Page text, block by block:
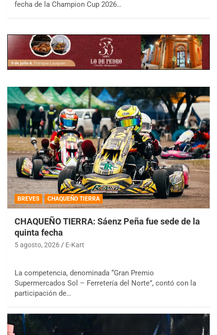
fecha de la Champion Cup 2026…
BREVES CHAQUEÑO TIERRA
CHAQUEÑO TIERRA: Sáenz Peña fue sede de la
quinta fecha
5 agosto, 2026 E-Kart
La competencia, denominada “Gran Premio
Supermercados Sol – Ferretería del Norte”, contó con la
participación de…